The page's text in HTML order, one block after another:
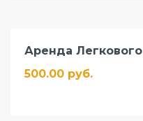
Аренда
500.00 руб.